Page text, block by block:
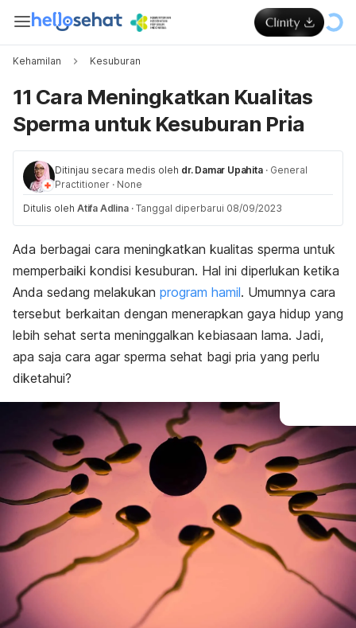
Kehamilan Kesuburan
11 Cara Meningkatkan Kualitas
Sperma untuk Kesuburan Pria
Ditinjau secara medis oleh dr. Damar Upahita · General
Practitioner · None
Ditulis oleh Atifa Adlina · Tanggal diperbarui 08/09/2023
Ada berbagai cara meningkatkan kualitas sperma untuk
memperbaiki kondisi kesuburan. Hal ini diperlukan ketika
Anda sedang melakukan program hamil. Umumnya cara
tersebut berkaitan dengan menerapkan gaya hidup yang
lebih sehat serta meninggalkan kebiasaan lama. Jadi,
apa saja cara agar sperma sehat bagi pria yang perlu
diketahui?